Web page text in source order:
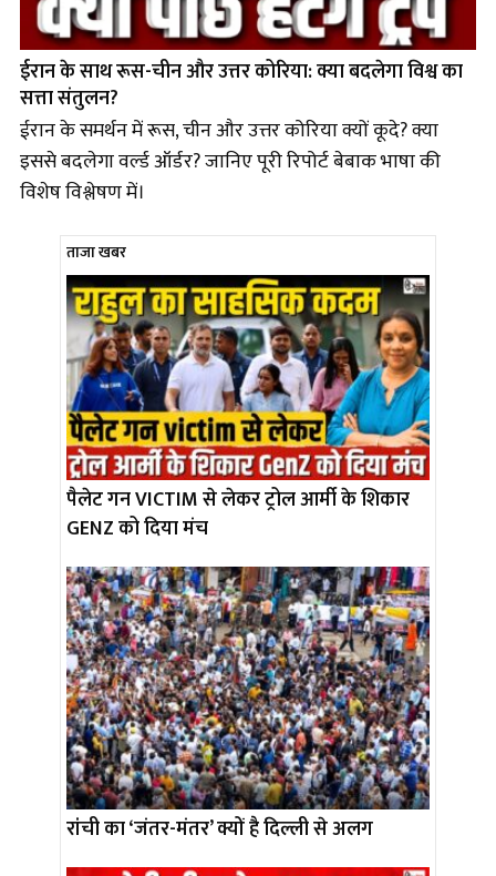
ईरान के साथ रूस-चीन और उत्तर कोरिया: क्या बदलेगा विश्व का
सत्ता संतुलन?
ईरान के समर्थन में रूस, चीन और उत्तर कोरिया क्यों कूदे? क्या
इससे बदलेगा वर्ल्ड ऑर्डर? जानिए पूरी रिपोर्ट बेबाक भाषा की
विशेष विश्लेषण में।
ताजा खबर
पैलेट गन VICTIM से लेकर ट्रोल आर्मी के शिकार
GENZ को दिया मंच
रांची का ‘जंतर-मंतर’ क्यों है दिल्ली से अलग